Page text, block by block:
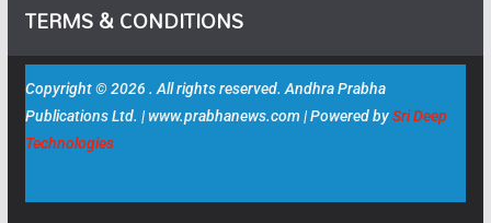
TERMS & CONDITIONS
Copyright © 2026 . All rights reserved. Andhra Prabha
Publications Ltd. | www.prabhanews.com | Powered bySri Deep
Technologies